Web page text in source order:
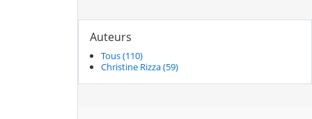
Auteurs
Tous (110)
Christine Rizza (59)